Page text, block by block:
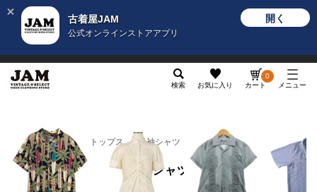
古着屋JAM
公式オンラインストアアプリ
開く
検索 お気に入り カート
0
メニュー
レディース トップス 半袖シャツ
半袖シャツ